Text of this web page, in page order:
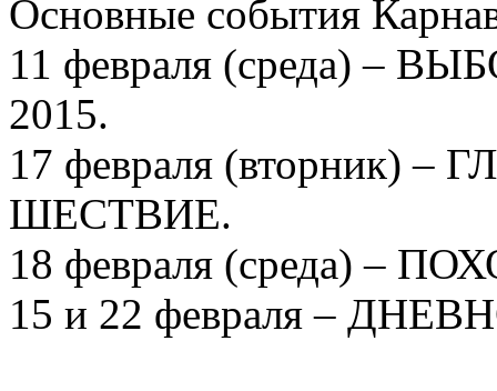
Основные события
11 февраля (среда) –
2015.
17 февраля (вторник)
ШЕСТВИЕ.
18 февраля (среда) –
15 и 22 февраля –